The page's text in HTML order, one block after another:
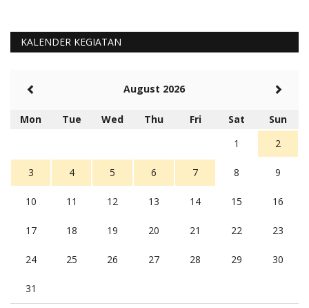
KALENDER KEGIATAN
August 2026
Mon Tue Wed Thu Fri Sat
Sun
1
2
3 4 5 6 7 8 9
10 11 12 13 14 15 16
17 18 19 20 21 22 23
24 25 26 27 28 29 30
31